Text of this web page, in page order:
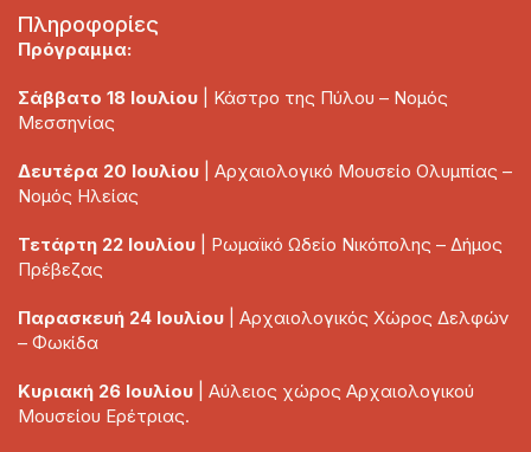
Πληροφορίες
Πρόγραμμα:
Σάββατο 18 Ιουλίου
| Κάστρο της Πύλου – Νομός
Μεσσηνίας
Δευτέρα 20 Ιουλίου
| Αρχαιολογικό Μουσείο Ολυμπίας –
Νομός Ηλείας
Τετάρτη 22 Ιουλίου
| Ρωμαϊκό Ωδείο Νικόπολης – Δήμος
Πρέβεζας
Παρασκευή 24 Ιουλίου
| Αρχαιολογικός Χώρος Δελφών
– Φωκίδα
Κυριακή 26 Ιουλίου
| Αύλειος χώρος Αρχαιολογικού
Μουσείου Ερέτριας.